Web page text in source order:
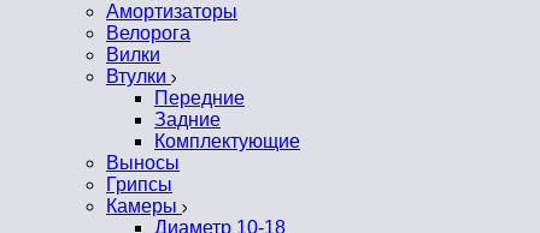
Амортизаторы
Велорога
Вилки
Втулки
Передние
Задние
Комплектующие
Выносы
Грипсы
Камеры
Диаметр 10-18